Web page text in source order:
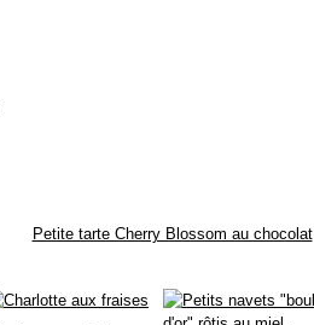
Petite tarte Cherry Blossom au chocolat